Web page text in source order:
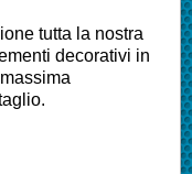
tutta la nostra
decorativi in